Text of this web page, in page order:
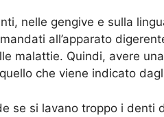
nelle gengive e sulla
all’apparato
malattie. Quindi, avere
che viene indicato
se si lavano troppo i denti